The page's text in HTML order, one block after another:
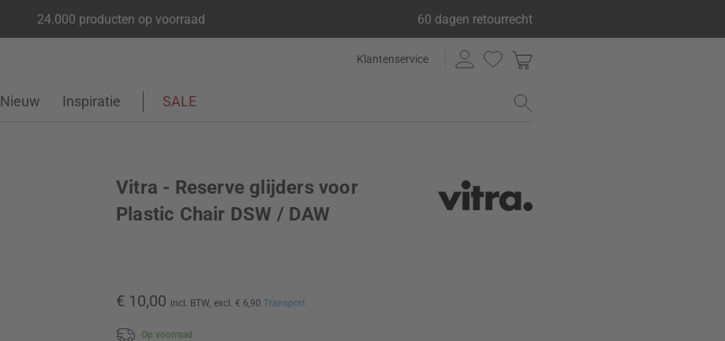
24.000 producten op voorraad 60 dagen retourrecht
Klantenservice
Nieuw Inspiratie SALE
Vitra - Reserve glijders voor
Plastic Chair DSW / DAW
€ 10,00 incl. BTW, excl. € 6,90 Transport
Op voorraad